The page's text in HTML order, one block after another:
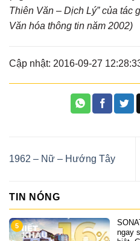
Thiên Văn – Dịch Lý” của tác
Văn hóa thông tin năm 2002)
Cập nhật: 2016-09-27
1962 – Nữ – Hướng Tây
TIN NÓNG
khu thấp tầng duy nhất
bộ đẳng cấp và khác
9